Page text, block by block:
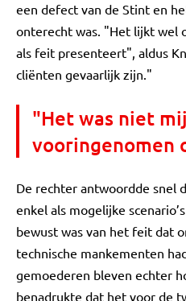
een defect van de Stint en
onterecht was. "Het lijkt wel
als feit presenteert", aldus
cliënten gevaarlijk zijn."
"Het was niet
vooringenomen
De rechter antwoordde snel
enkel als mogelijke
bewust was van het feit dat
technische mankementen
gemoederen bleven echter
benadrukte dat het voor de